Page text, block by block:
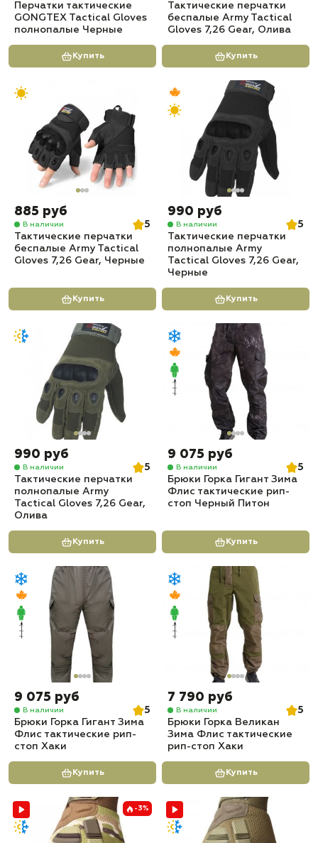
Перчатки тактические
GONGTEX Tactical Gloves
полнопалые Черные
Купить
Тактические перчатки
беспалые Army Tactical
Gloves 7,26 Gear, Олива
Купить
885 руб
В наличии
5
Тактические перчатки
беспалые Army Tactical
Gloves 7,26 Gear, Черные
Купить
990 руб
В наличии
5
Тактические перчатки
полнопалые Army
Tactical Gloves 7,26 Gear,
Черные
Купить
990 руб
В наличии
5
Тактические перчатки
полнопалые Army
Tactical Gloves 7,26 Gear,
Олива
Купить
9 075 руб
В наличии
5
Брюки Горка Гигант Зима
Флис тактические рип-
стоп Черный Питон
Купить
9 075 руб
В наличии
5
Брюки Горка Гигант Зима
Флис тактические рип-
стоп Хаки
Купить
7 790 руб
В наличии
5
Брюки Горка Великан
Зима Флис тактические
рип-стоп Хаки
Купить
-3%